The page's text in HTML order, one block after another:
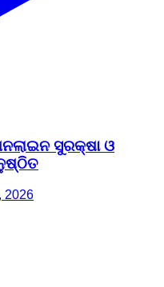
ସୁରକ୍ଷା ଓ
2026